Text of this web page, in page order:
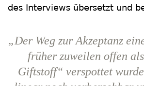
des Interviews übersetzt und
„Der Weg zur Akzeptanz
früher zuweilen offen
Giftstoff“ verspottet